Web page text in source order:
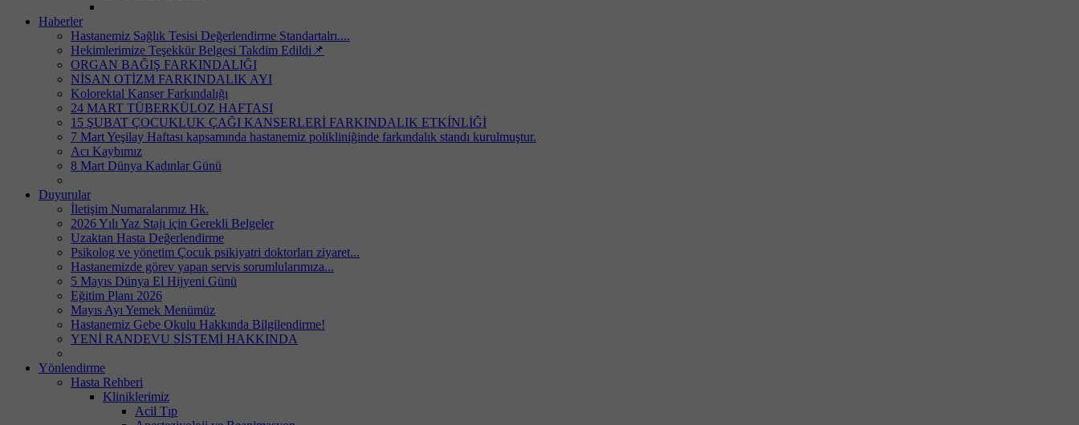
Haberler
Hastanemiz Sağlık Tesisi Değerlendirme Standartalrı....
Hekimlerimize Teşekkür Belgesi Takdim Edildi📌
ORGAN BAĞIŞ FARKINDALIĞI
NİSAN OTİZM FARKINDALIK AYI
Kolorektal Kanser Farkındalığı
24 MART TÜBERKÜLOZ HAFTASI
15 ŞUBAT ÇOCUKLUK ÇAĞI KANSERLERİ FARKINDALIK ETKİNLİĞİ
7 Mart Yeşilay Haftası kapsamında hastanemiz polikliniğinde farkındalık standı kurulmuştur.
Acı Kaybımız
8 Mart Dünya Kadınlar Günü
Duyurular
İletişim Numaralarımız Hk.
2026 Yılı Yaz Stajı için Gerekli Belgeler
Uzaktan Hasta Değerlendirme
Psikolog ve yönetim Çocuk psikiyatri doktorları ziyaret...
Hastanemizde görev yapan servis sorumlularımıza...
5 Mayıs Dünya El Hijyeni Günü
Eğitim Planı 2026
Mayıs Ayı Yemek Menümüz
Hastanemiz Gebe Okulu Hakkında Bilgilendirme!
YENİ RANDEVU SİSTEMİ HAKKINDA
Yönlendirme
Hasta Rehberi
Kliniklerimiz
Acil Tıp